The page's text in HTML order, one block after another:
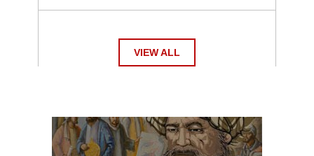
VIEW ALL